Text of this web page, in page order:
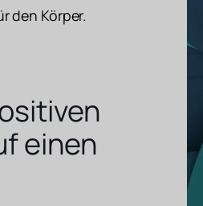
den Körper.
einen